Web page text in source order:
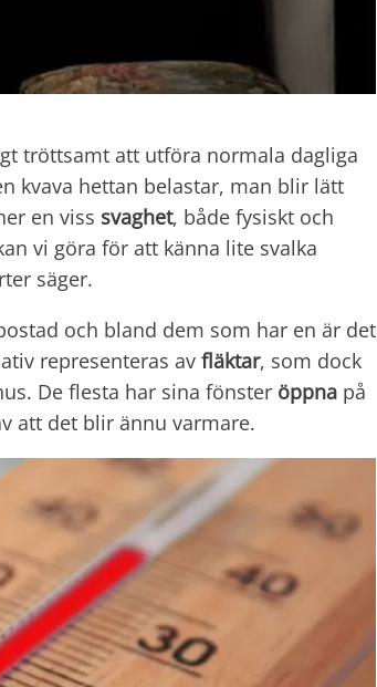
tröttsamt att utföra normala dagliga
kvava hettan belastar, man blir lätt
en viss svaghet, både fysiskt och
vi göra för att känna lite svalka
säger.
och bland dem som har en är det
representeras av fläktar, som dock
De flesta har sina fönster öppna på
att det blir ännu varmare.